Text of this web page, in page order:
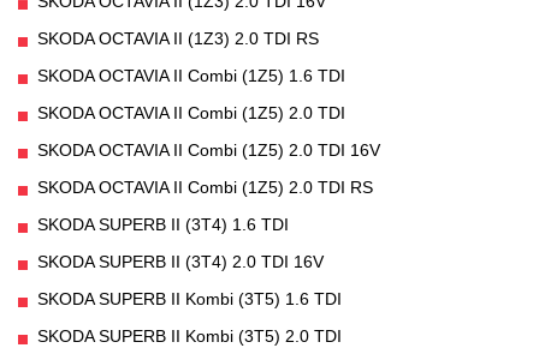
SKODA OCTAVIA II (1Z3) 2.0 TDI RS
SKODA OCTAVIA II Combi (1Z5) 1.6 TDI
SKODA OCTAVIA II Combi (1Z5) 2.0 TDI
SKODA OCTAVIA II Combi (1Z5) 2.0 TDI 16V
SKODA OCTAVIA II Combi (1Z5) 2.0 TDI RS
SKODA SUPERB II (3T4) 1.6 TDI
SKODA SUPERB II (3T4) 2.0 TDI 16V
SKODA SUPERB II Kombi (3T5) 1.6 TDI
SKODA SUPERB II Kombi (3T5) 2.0 TDI